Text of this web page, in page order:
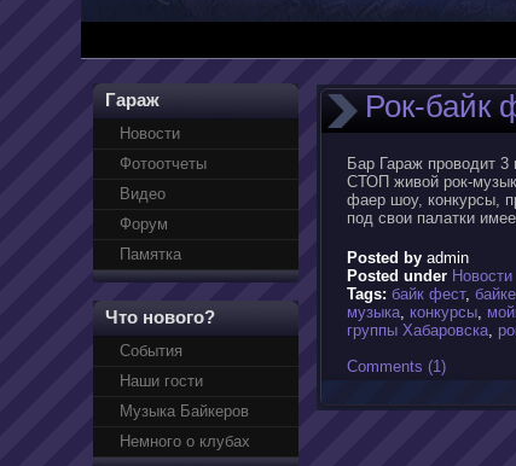
Гараж
Новости
Фотоотчеты
Видео
Форум
Памятка
Что нового?
События
Наши гости
Музыка Байкеров
Немного о клубах
Рок-байк
Бар Гараж проводит
СТОП живой рок-
фаер шоу, конкурсы,
под свои палатки
Posted by admin
Posted under Новости
Tags: байк фест,
музыка, конкурсы,
группы Хабаровска,
Comments (1)